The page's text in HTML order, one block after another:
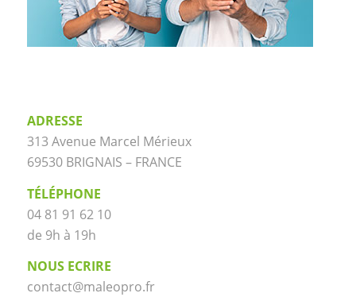
ADRESSE
313 Avenue Marcel Mérieux
69530 BRIGNAIS – FRANCE
TÉLÉPHONE
04 81 91 62 10
de 9h à 19h
NOUS ECRIRE
contact@maleopro.fr